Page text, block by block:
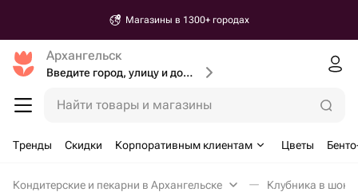
Магазины в 1300+ городах
Архангельск
Введите город, улицу и дом доставки
Найти товары и магазины
Тренды Скидки Корпоративным клиентам Цветы
Кондитерские и пекарни в Архангельске Клубника в